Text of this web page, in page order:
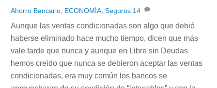
Ahorro Bancario ECONOMÍA ,Seguros 14
Aunque las ventas condicionadas son algo que debió
haberse eliminado hace mucho tiempo, dicen que más
vale tarde que nunca y aunque en Libre sin Deudas
hemos creido que nunca se debieron aceptar las ventas
condicionadas, era muy común los bancos se